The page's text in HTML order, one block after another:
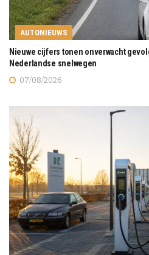
AUTONIEUWS
Nieuwe cijfers tonen onverwacht
Nederlandse snelwegen
07/08/2026